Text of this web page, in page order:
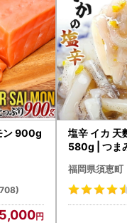
ン 900g
塩辛 イカ 天
580g | つま
福岡県須恵町